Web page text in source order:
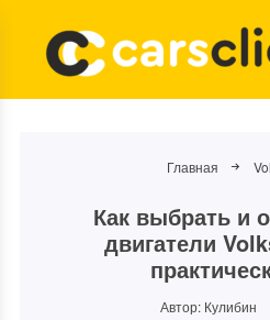
Главная
Как выбрать и
двигатели
Автор: Кулибин